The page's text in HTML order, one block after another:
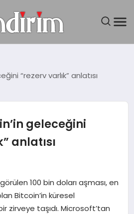
“rezerv varlık” anlatısı
geleceğini
anlatısı
100 bin doları aşması, en
Bitcoin’in küresel
zirveye taşıdı. Microsoft’tan